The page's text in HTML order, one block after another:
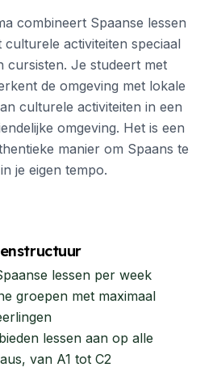
combineert Spaanse lessen
activiteiten speciaal
cursisten. Je studeert met
de omgeving met lokale
culturele activiteiten in een
omgeving. Het is een
manier om Spaans te
je eigen tempo.
lessen per week
groepen met maximaal
lessen aan op alle
van A1 tot C2